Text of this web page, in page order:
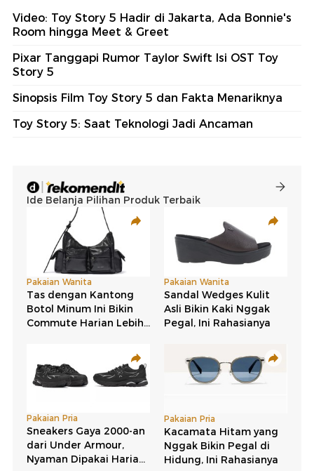
Video: Toy Story 5 Hadir di Jakarta, Ada Bonnie's
Room hingga Meet & Greet
Pixar Tanggapi Rumor Taylor Swift Isi OST Toy
Story 5
Sinopsis Film Toy Story 5 dan Fakta Menariknya
Toy Story 5: Saat Teknologi Jadi Ancaman